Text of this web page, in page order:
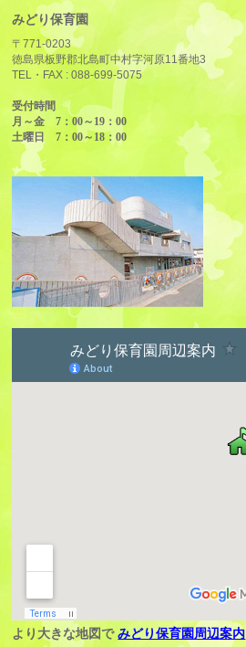
みどり保育園
〒771-0203
徳島県板野郡北島町中村字河原11番地3
TEL・FAX :088-699-5075
受付時間
月～金 7：00～19：00
土曜日 7：00～18：00
より大きな地図でみどり保育園周辺案内